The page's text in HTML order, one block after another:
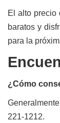
El alto precio
baratos y
para la
¿Cómo
221-1212.